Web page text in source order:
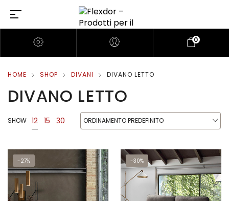
0
HOME SHOP DIVANI DIVANO LETTO
DIVANO LETTO
SHOW 12 15 30 ORDINAMENTO PREDEFINITO
-27% -30%